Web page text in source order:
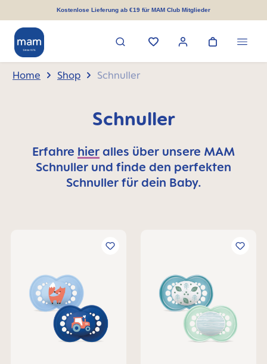
springenKostenlose Lieferung ab €19 für MAM Club Mitglieder
Home Shop Schnuller
Schnuller
Erfahre hier alles über unsere MAM
Schnuller und finde den perfekten
Schnuller für dein Baby.